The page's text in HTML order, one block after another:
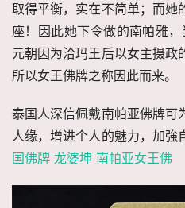
取得平衡，实在不简单；而她
座！因此她下令做的南帕雅
元朝因为洽玛王后以女主摄政
所以女王佛牌之称因此而来。
泰国人深信佩戴南帕亚佛牌可
人缘，增进个人的魅力，加強
国佛牌 龙婆坤 南帕亚女王佛